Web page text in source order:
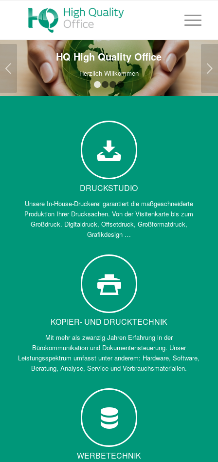
HQ High Quality Office
Herzlich Willkommen Weiter
1 2 3 4
DRUCKSTUDIO
Unsere In-House-Druckerei garantiert die maßgeschneiderte
Produktion Ihrer Drucksachen. Von der Visitenkarte bis zum
Großdruck. Digitaldruck, Offsetdruck, Großformatdruck,
Grafikdesign …
KOPIER- UND DRUCKTECHNIK
Mit mehr als zwanzig Jahren Erfahrung in der
Bürokommunikation und Dokumentensteuerung. Unser
Leistungsspektrum umfasst unter anderem: Hardware, Software,
Beratung, Analyse, Service und Verbrauchsmaterialien.
WERBETECHNIK